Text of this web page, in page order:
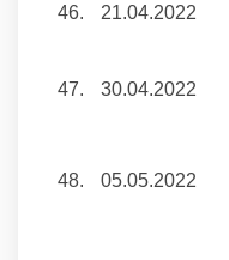
46. 21.04.2022
47. 30.04.2022
48. 05.05.2022